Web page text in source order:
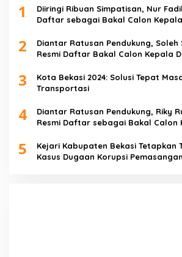
1
Diiringi Ribuan Simpatisan, Nur
Daftar sebagai Bakal Calon
2
Diantar Ratusan Pendukung, Soleh
Resmi Daftar Bakal Calon Kepala
3
Kota Bekasi 2024: Solusi Tepat
Transportasi
4
Diantar Ratusan Pendukung, Riky
Resmi Daftar sebagai Bakal Calon
5
Kejari Kabupaten Bekasi Tetapkan
Kasus Dugaan Korupsi